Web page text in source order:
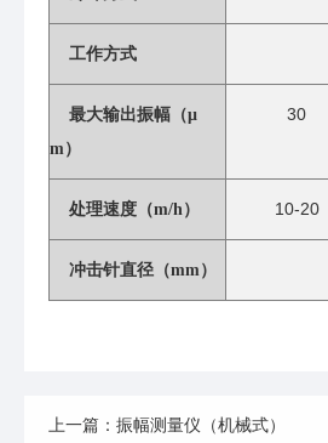
工作方式
最大输出振幅（μ
m）
30
处理速度（m/h） 10-20
冲击针直径（mm）
上一篇：振幅测量仪（机械式）